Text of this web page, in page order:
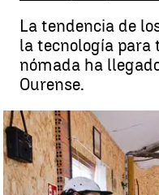
La tendencia de
la tecnología para
nómada ha
Ourense.